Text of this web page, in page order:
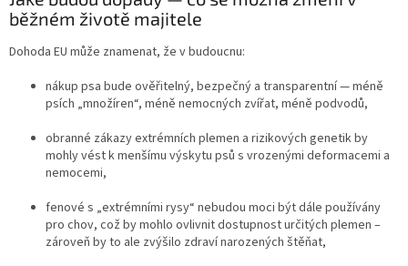
běžném životě majitele
Dohoda EU může znamenat, že v budoucnu:
nákup psa bude ověřitelný, bezpečný a transparentní — méně
psích „množíren“, méně nemocných zvířat, méně podvodů,
obranné zákazy extrémních plemen a rizikových genetik by
mohly vést k menšímu výskytu psů s vrozenými deformacemi a
nemocemi,
fenové s „extrémními rysy“ nebudou moci být dále používány
pro chov, což by mohlo ovlivnit dostupnost určitých plemen –
zároveň by to ale zvýšilo zdraví narozených štěňat,